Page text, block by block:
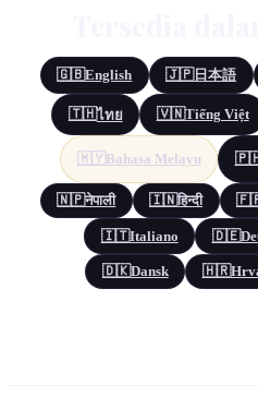
🇬🇧English 🇯🇵日本語
🇹🇭ไทย 🇻🇳Tiếng Việt
🇲🇾 Bahasa Melayu
🇳🇵नेपाली 🇮🇳हिन्दी
🇮🇹Italiano 🇩🇪
🇩🇰Dansk 🇭🇷